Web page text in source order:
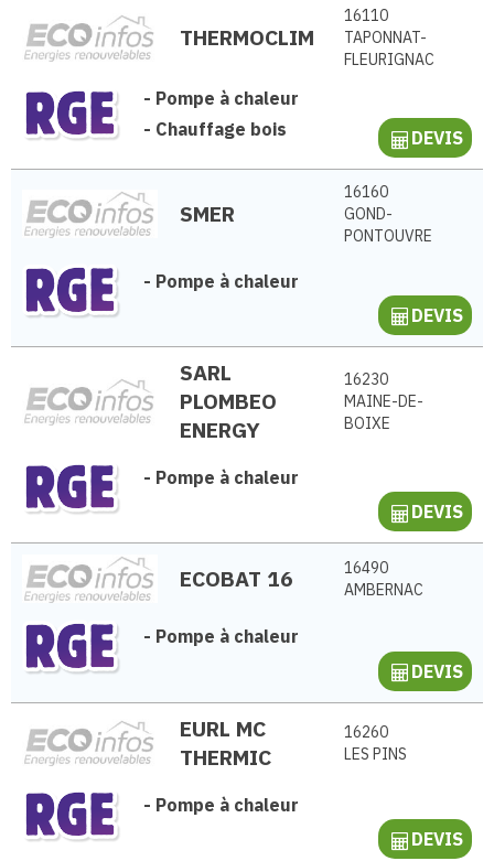
THERMOCLIM
16110
TAPONNAT-
FLEURIGNAC
- Pompe à chaleur
- Chauffage bois DEVIS
SMER
16160
GOND-
PONTOUVRE
- Pompe à chaleur
DEVIS
SARL
PLOMBEO
ENERGY
16230
MAINE-DE-
BOIXE
- Pompe à chaleur
DEVIS
ECOBAT 16
16490
AMBERNAC
- Pompe à chaleur
DEVIS
EURL MC
THERMIC
16260
LES PINS
- Pompe à chaleur
DEVIS